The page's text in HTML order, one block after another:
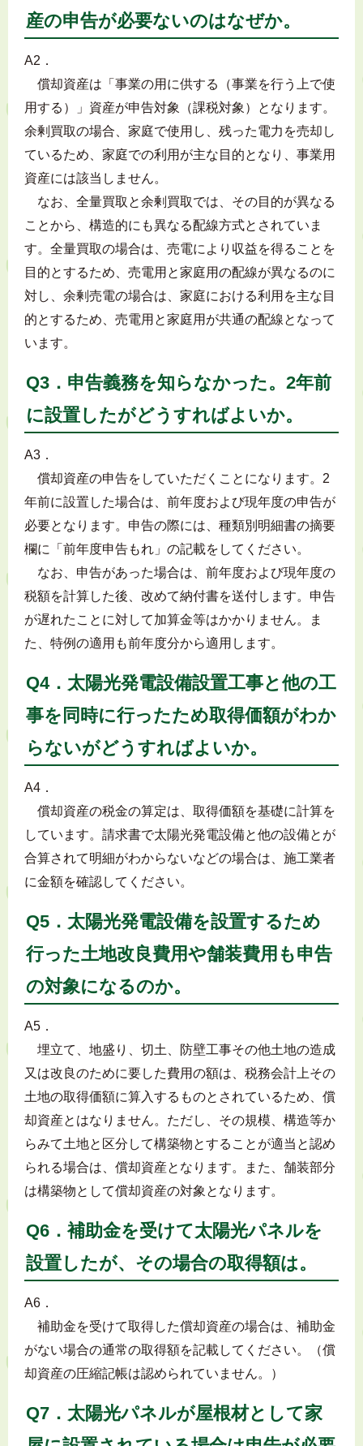
産の申告が必要ないのはなぜか。
A2．
償却資産は「事業の用に供する（事業を行う上で使
用する）」資産が申告対象（課税対象）となります。
余剰買取の場合、家庭で使用し、残った電力を売却し
ているため、家庭での利用が主な目的となり、事業用
資産には該当しません。
なお、全量買取と余剰買取では、その目的が異なる
ことから、構造的にも異なる配線方式とされていま
す。全量買取の場合は、売電により収益を得ることを
目的とするため、売電用と家庭用の配線が異なるのに
対し、余剰売電の場合は、家庭における利用を主な目
的とするため、売電用と家庭用が共通の配線となって
います。
Q3．申告義務を知らなかった。2年前
に設置したがどうすればよいか。
A3．
償却資産の申告をしていただくことになります。2
年前に設置した場合は、前年度および現年度の申告が
必要となります。申告の際には、種類別明細書の摘要
欄に「前年度申告もれ」の記載をしてください。
なお、申告があった場合は、前年度および現年度の
税額を計算した後、改めて納付書を送付します。申告
が遅れたことに対して加算金等はかかりません。ま
た、特例の適用も前年度分から適用します。
Q4．太陽光発電設備設置工事と他の工
事を同時に行ったため取得価額がわか
らないがどうすればよいか。
A4．
償却資産の税金の算定は、取得価額を基礎に計算を
しています。請求書で太陽光発電設備と他の設備とが
合算されて明細がわからないなどの場合は、施工業者
に金額を確認してください。
Q5．太陽光発電設備を設置するため
行った土地改良費用や舗装費用も申告
の対象になるのか。
A5．
埋立て、地盛り、切土、防壁工事その他土地の造成
又は改良のために要した費用の額は、税務会計上その
土地の取得価額に算入するものとされているため、償
却資産とはなりません。ただし、その規模、構造等か
らみて土地と区分して構築物とすることが適当と認め
られる場合は、償却資産となります。また、舗装部分
は構築物として償却資産の対象となります。
Q6．補助金を受けて太陽光パネルを
設置したが、その場合の取得額は。
A6．
補助金を受けて取得した償却資産の場合は、補助金
がない場合の通常の取得額を記載してください。（償
却資産の圧縮記帳は認められていません。）
Q7．太陽光パネルが屋根材として家